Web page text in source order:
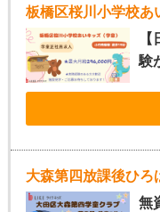
板橋区桜川小学校あ
験
大森第四放課後ひろ
無